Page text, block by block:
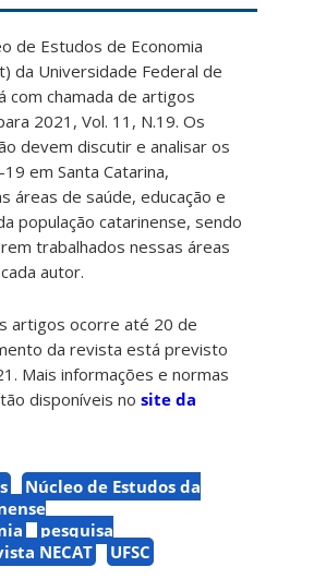
de Estudos de Economia
da Universidade Federal de
com chamada de artigos
2021, Vol. 11, N.19. Os
devem discutir e analisar os
em Santa Catarina,
áreas de saúde, educação e
população catarinense, sendo
trabalhados nessas áreas
autor.
artigos ocorre até 20 de
da revista está previsto
Mais informações e normas
disponíveis nosite da
Núcleo de Estudos da
pesquisa
NECAT UFSC